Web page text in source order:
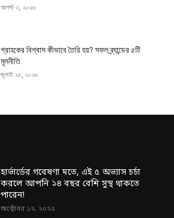
আগস্ট ৩, ২০২৬
গ্রাহকের বিশ্বাস কীভাবে তৈরি হয়? সফল ব্র্যান্ডের ৫টি
মূলনীতি
জুলাই ২৫, ২০২৬
হার্ভার্ডের গবেষণা মতে, এই ৫ অভ্যাস চর্চা
করলে আপনি ১৪ বছর বেশি সুস্থ থাকতে
পারেন!
অক্টোবর ১২, ২০২৫